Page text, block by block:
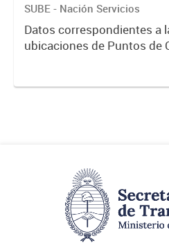
SUBE - Nación Servicios
Datos correspondientes a
ubicaciones de Puntos de